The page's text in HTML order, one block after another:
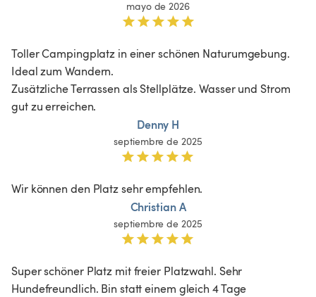
mayo de 2026
Toller Campingplatz in einer schönen Naturumgebung.
Ideal zum Wandern.
Zusätzliche Terrassen als Stellplätze. Wasser und Strom
gut zu erreichen.
Denny H
septiembre de 2025
Wir können den Platz sehr empfehlen.
Christian A
septiembre de 2025
Super schöner Platz mit freier Platzwahl. Sehr
Hundefreundlich. Bin statt einem gleich 4 Tage